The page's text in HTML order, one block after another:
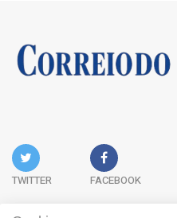
TWITTER FACEBOOK